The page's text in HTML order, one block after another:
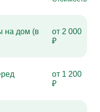
на дом (в
от 2 000
₽
от 1 200
₽